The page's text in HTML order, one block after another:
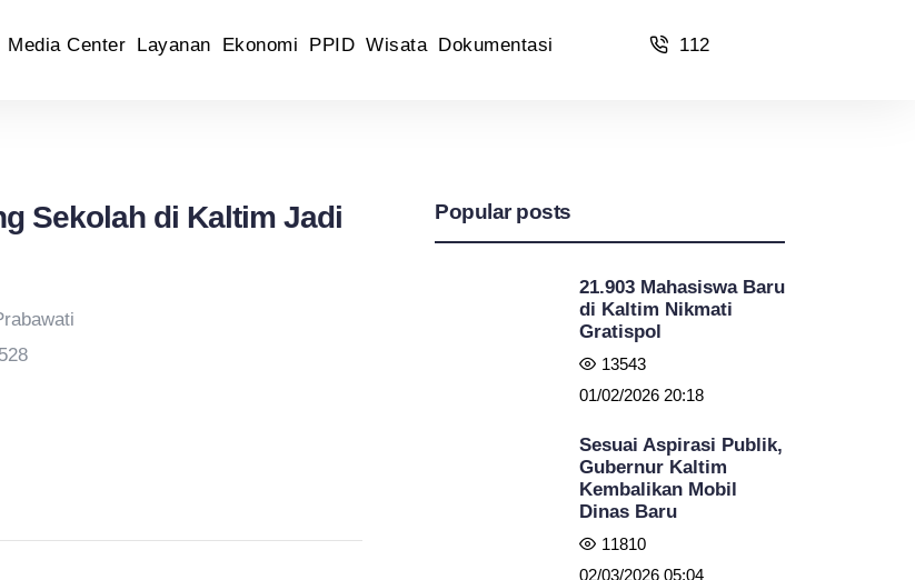
Media Center Layanan Ekonomi PPID Wisata Dokumentasi 112
Sekolah di Kaltim Jadi
528
Popular posts
21.903 Mahasiswa Baru
di Kaltim Nikmati
Gratispol
13543
01/02/2026 20:18
Sesuai Aspirasi Publik,
Gubernur Kaltim
Kembalikan Mobil
Dinas Baru
11810
02/03/2026 05:04